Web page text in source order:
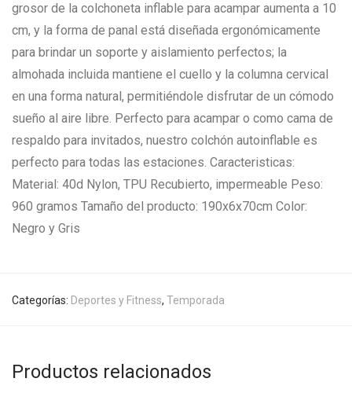
grosor de la colchoneta inflable para acampar aumenta a 10
cm, y la forma de panal está diseñada ergonómicamente
para brindar un soporte y aislamiento perfectos; la
almohada incluida mantiene el cuello y la columna cervical
en una forma natural, permitiéndole disfrutar de un cómodo
sueño al aire libre. Perfecto para acampar o como cama de
respaldo para invitados, nuestro colchón autoinflable es
perfecto para todas las estaciones. Caracteristicas:
Material: 40d Nylon, TPU Recubierto, impermeable Peso:
960 gramos Tamaño del producto: 190x6x70cm Color:
Negro y Gris
Categorías: Deportes y Fitness, Temporada
Productos relacionados